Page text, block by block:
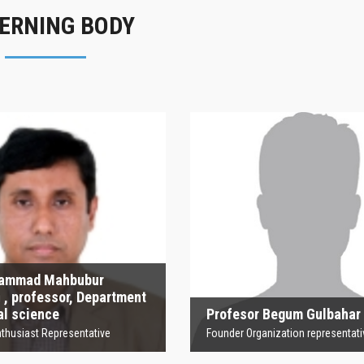
BODY
Gulbahar
representative
Begum
Gulbahar
Organization representative
Sharmin Afroza
Principal (Acting)
Sharmin Afroza
Principal (Acting)